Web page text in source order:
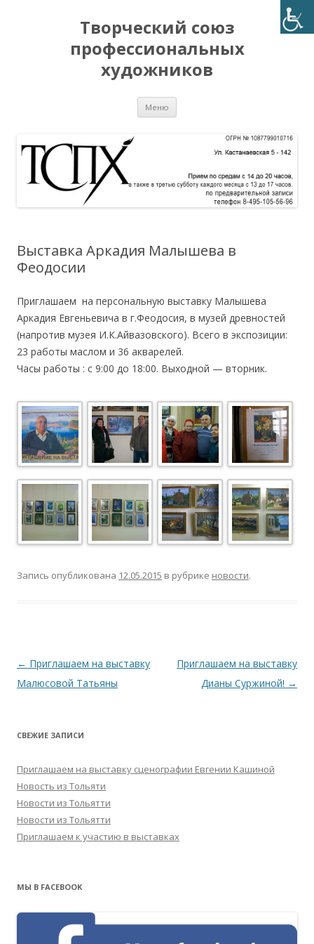
Творческий союз
профессиональных
художников
Меню
Выставка Аркадия Малышева в
Феодосии
Приглашаем на персональную выставку Малышева
Аркадия Евгеньевича в г.Феодосия, в музей древностей
(напротив музея И.К.Айвазовского). Всего в экспозиции:
23 работы маслом и 36 акварелей.
Часы работы : с 9:00 до 18:00. Выходной — вторник.
Запись опубликована 12.05.2015 в рубрике новости.
Навигация
по
← Приглашаем на выставку
Малюсовой Татьяны
Приглашаем на выставку
Дианы Суржиной! →
СВЕЖИЕ ЗАПИСИ
Приглашаем на выставку сценографии Евгении Кашиной
Новость из Тольяти
Новости из Тольятти
Новости из Тольятти
Приглашаем к участию в выставках
МЫ В FACEBOOK